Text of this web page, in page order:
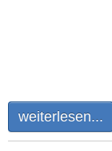
weiterlesen...